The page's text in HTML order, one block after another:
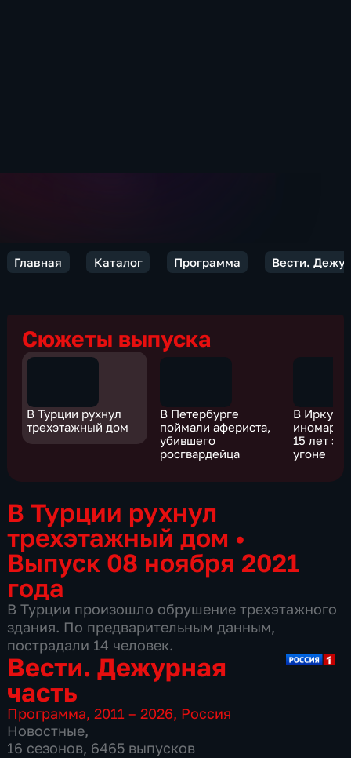
Главная Каталог Программа Вести.
Сюжеты выпуска
В Турции рухнул
трехэтажный дом
В Петербурге
поймали афериста,
убившего
росгвардейца
В
15 лет
угоне
В Турции рухнул
трехэтажный дом •
Выпуск 08 ноября 2021
года
В Турции произошло обрушение трехэтажного
здания. По предварительным данным,
пострадали 14 человек.
Вести. Дежурная
часть
Программа,2011 – 2026, Россия
Новостные,
16 сезонов, 6465 выпусков